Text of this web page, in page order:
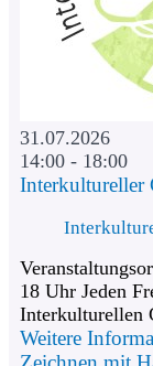
31.07.2026
14:00 - 18:00
Interkultureller
18 Uhr Jeden
Interkulturellen
Weitere